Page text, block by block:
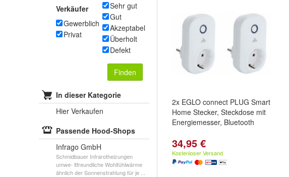
Verkäufer
Gewerblich
Privat
Sehr gut
Gut
Akzeptabel
Überholt
Defekt
Finden
In dieser Kategorie
Hier Verkaufen
Passende Hood-Shops
Infrago GmbH
Schmidbauer Infrarotheizungen
umwe- ltfreundliche Wohlfühlwärme
ähnlich der Sonnenstrahlung für je ...
2x EGLO connect PLUG Smart
Home Stecker, Steckdose mit
Energiemesser, Bluetooth
34,95 €
Kostenloser Versand